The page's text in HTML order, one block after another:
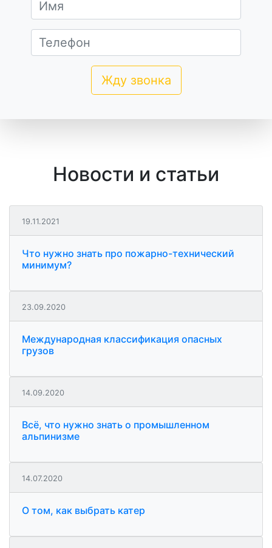
Новости и статьи
19.11.2021
Что нужно знать про пожарно-технический
минимум?
23.09.2020
Международная классификация опасных
грузов
14.09.2020
Всё, что нужно знать о промышленном
альпинизме
14.07.2020
О том, как выбрать катер